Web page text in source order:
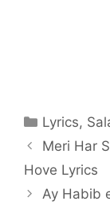
Lyrics,
Meri Har
Hove Lyrics
Ay Habib